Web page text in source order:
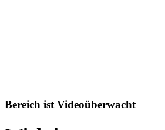
Bereich ist Videoüberwacht